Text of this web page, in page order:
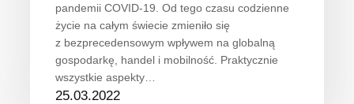
pandemii COVID-19. Od tego czasu codzienne
życie na całym świecie zmieniło się
z bezprecedensowym wpływem na globalną
gospodarkę, handel i mobilność. Praktycznie
wszystkie aspekty…
25.03.2022